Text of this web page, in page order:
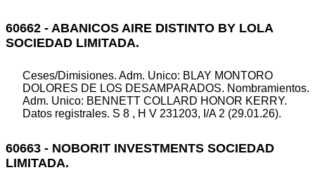
60662 - ABANICOS AIRE DISTINTO BY LOLA
SOCIEDAD LIMITADA.
Ceses/Dimisiones. Adm. Unico: BLAY MONTORO
DOLORES DE LOS DESAMPARADOS. Nombramientos.
Adm. Unico: BENNETT COLLARD HONOR KERRY.
Datos registrales. S 8 , H V 231203, I/A 2 (29.01.26).
60663 - NOBORIT INVESTMENTS SOCIEDAD
LIMITADA.